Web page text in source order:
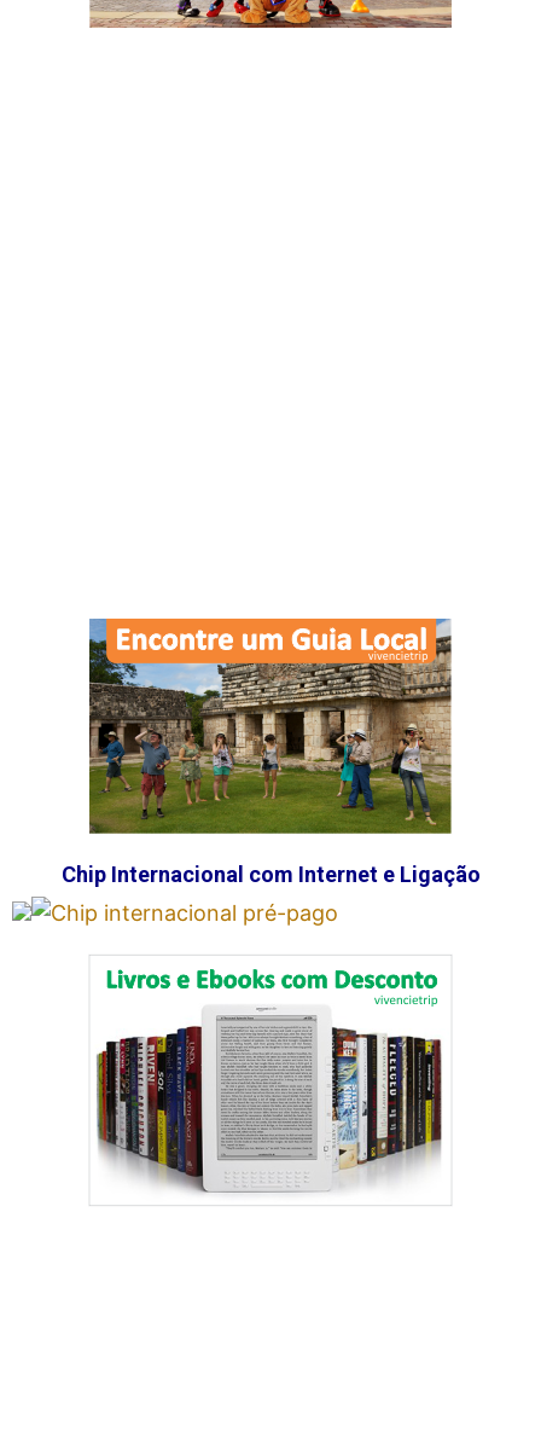
Chip Internacional com Internet e Ligação